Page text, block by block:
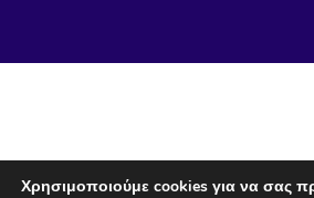
Χρησιμοποιούμε cookies για να σας